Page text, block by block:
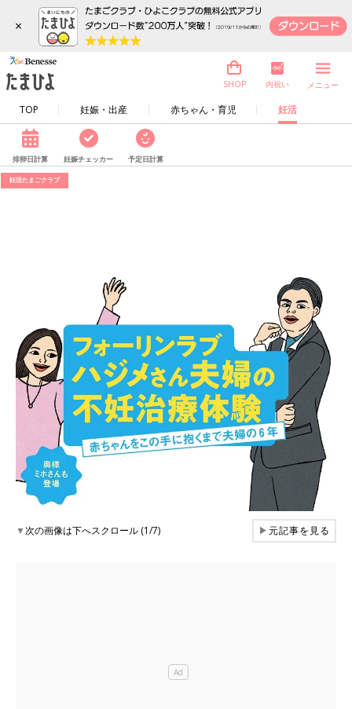
×
TOP 妊娠・出産 赤ちゃん・育児 妊活
SHOP 内祝い メニュー
排卵日計算 妊娠チェッカー 予定日計算
妊活たまごクラブ
▼次の画像は下へスクロール (1/7) ▶元記事を見る